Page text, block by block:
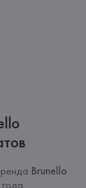
Brunello